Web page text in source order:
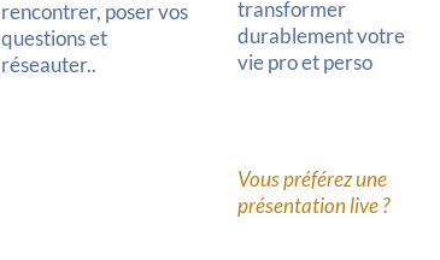
rencontrer, poser vos
questions et
réseauter..
transformer
durablement votre
vie pro et perso
Vous préférez une
présentation live ?